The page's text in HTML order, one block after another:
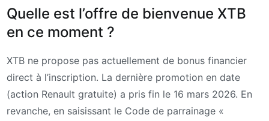
Quelle est l’offre de bienvenue XTB
en ce moment ?
XTB ne propose pas actuellement de bonus financier
direct à l’inscription. La dernière promotion en date
(action Renault gratuite) a pris fin le 16 mars 2026. En
revanche, en saisissant le Code de parrainage «